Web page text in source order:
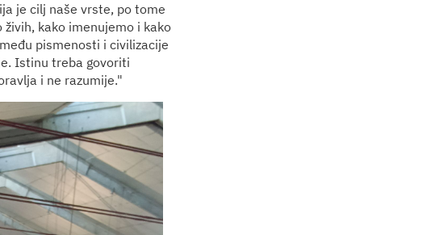
je cilj naše vrste, po tome
kako imenujemo i kako
pismenosti i civilizacije
Istinu treba govoriti
i ne razumije."